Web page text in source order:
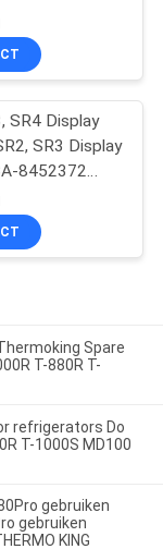
SR4 Display
SR3 Display
8452372
Type LCD
THERMO
SB230 HMI
Spare
T-880R T-
refrigerators Do
T-1000S MD100
gebruiken
gebruiken
KING